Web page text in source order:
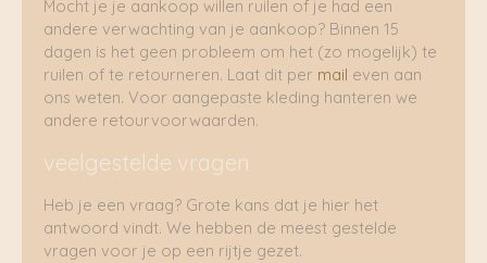
Mocht je je aankoop willen ruilen of je had een
andere verwachting van je aankoop? Binnen 15
dagen is het geen probleem om het (zo mogelijk) te
ruilen of te retourneren. Laat dit per mail even aan
ons weten. Voor aangepaste kleding hanteren we
andere retourvoorwaarden.
veelgestelde vragen
Heb je een vraag? Grote kans dat je hier het
antwoord vindt. We hebben de meest gestelde
vragen voor je op een rijtje gezet.